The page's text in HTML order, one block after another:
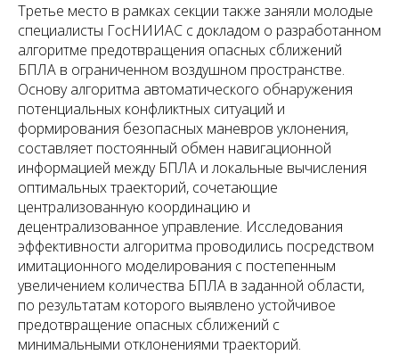
Третье место в рамках секции также заняли молодые
специалисты ГосНИИАС с докладом о разработанном
алгоритме предотвращения опасных сближений
БПЛА в ограниченном воздушном пространстве.
Основу алгоритма автоматического обнаружения
потенциальных конфликтных ситуаций и
формирования безопасных маневров уклонения,
составляет постоянный обмен навигационной
информацией между БПЛА и локальные вычисления
оптимальных траекторий, сочетающие
централизованную координацию и
децентрализованное управление. Исследования
эффективности алгоритма проводились посредством
имитационного моделирования с постепенным
увеличением количества БПЛА в заданной области,
по результатам которого выявлено устойчивое
предотвращение опасных сближений с
минимальными отклонениями траекторий.